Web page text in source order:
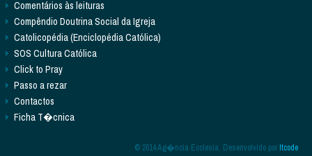
Comentários às leituras
Compêndio Doutrina Social da Igreja
Catolicopédia (Enciclopédia Católica)
SOS Cultura Católica
Click to Pray
Passo a rezar
Contactos
Ficha T�cnica
© 2014 Ag�ncia Ecclesia. Desenvolvido porItcode